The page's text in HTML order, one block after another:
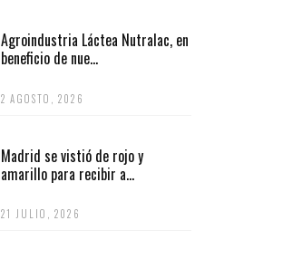
Agroindustria Láctea Nutralac, en
beneficio de nue...
2 AGOSTO, 2026
Madrid se vistió de rojo y
amarillo para recibir a...
21 JULIO, 2026